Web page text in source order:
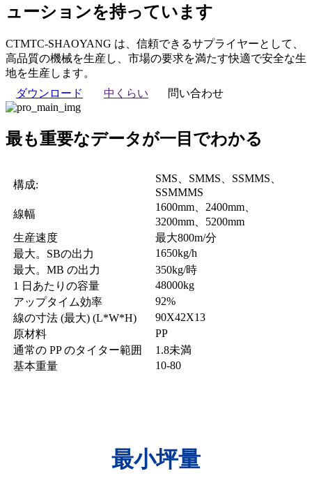
ューションを持っています
CTMTC-SHAOYANG は、信頼できるサプライヤーとして、
高品質の機械を生産し、市場の要求を満たす快適で安全な生
地を生産します。
ダウンロード
中くらい 問い合わせ
最も重要なデータが一目でわかる
構成:
SMS、SMMS、SSMMS、
SSMMMS
線幅
1600mm、2400mm、
3200mm、5200mm
生産速度
最大800m/分
最大。SBの出力
1650kg/h
最大。MB の出力
350kg/時
1 日あたりの容量
48000kg
アップタイム効率
92%
線の寸法 (最大) (L*W*H)
90X42X13
原材料
PP
通常の PP のタイター範囲
1.8未満
基本重量
10-80
最小坪量